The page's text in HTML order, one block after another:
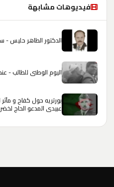
فيديوهات مشابهة
الدكتور الطاهر حليس -
اليوم الوطني للطالب -
بورتريه حول كفاح و
عبيدي المدعو الحاج لخضر